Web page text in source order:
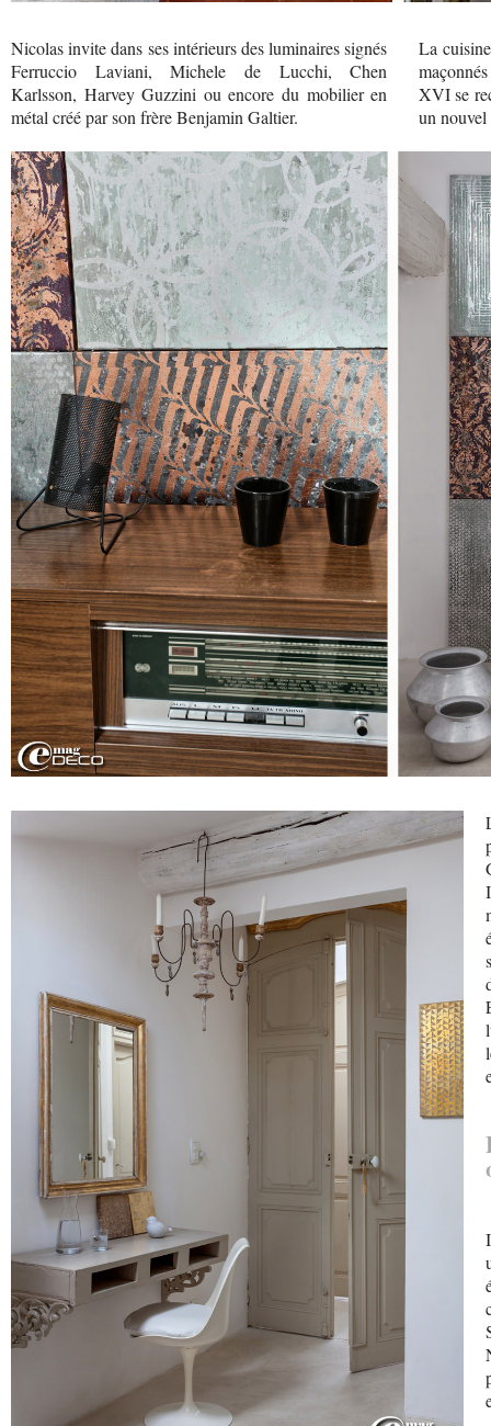
Nicolas invite dans ses intérieurs des luminaires signés
Ferruccio Laviani, Michele de Lucchi, Chen
Karlsson, Harvey Guzzini ou encore du mobilier en
métal créé par son frère Benjamin Galtier.
La
XVI se
un nouvel